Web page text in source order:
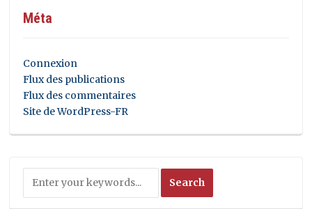
Méta
Connexion
Flux des publications
Flux des commentaires
Site de WordPress-FR